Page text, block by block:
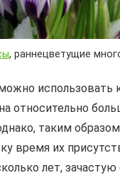
, раннецветущие
использовать
относительно
таким
время их
лет,